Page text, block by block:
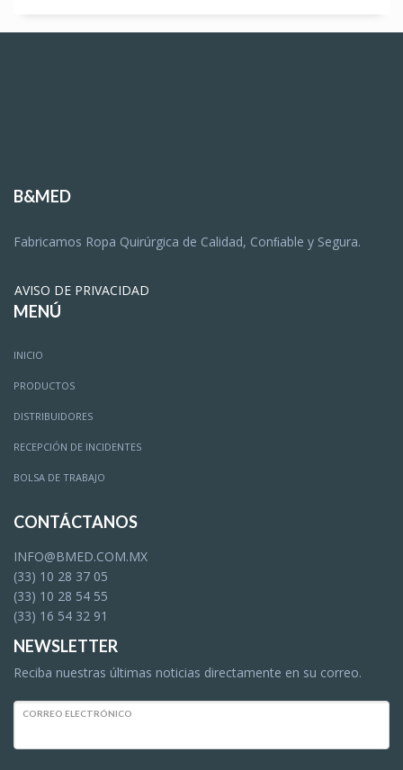
B&MED
Fabricamos Ropa Quirúrgica de Calidad, Conﬁable y Segura.
AVISO DE PRIVACIDAD
MENÚ
INICIO
PRODUCTOS
DISTRIBUIDORES
RECEPCIÓN DE INCIDENTES
BOLSA DE TRABAJO
CONTÁCTANOS
INFO@BMED.COM.MX
(33) 10 28 37 05
(33) 10 28 54 55
(33) 16 54 32 91
NEWSLETTER
Reciba nuestras últimas noticias directamente en su correo.
CORREO ELECTRÓNICO